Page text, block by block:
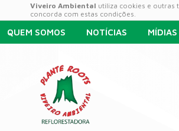
Viveiro Ambiental utiliza cookies e outras
concorda com estas condições.
QUEM SOMOS NOTÍCIAS MÍDIAS